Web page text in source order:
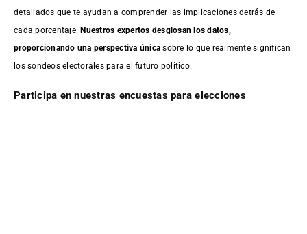
detallados que te ayudan a comprender las implicaciones detrás de
cada porcentaje.Nuestros expertos desglosan los datos,
proporcionando una perspectiva única sobre lo que realmente significan
los sondeos electorales para el futuro político.
Participa en nuestras encuestas para elecciones